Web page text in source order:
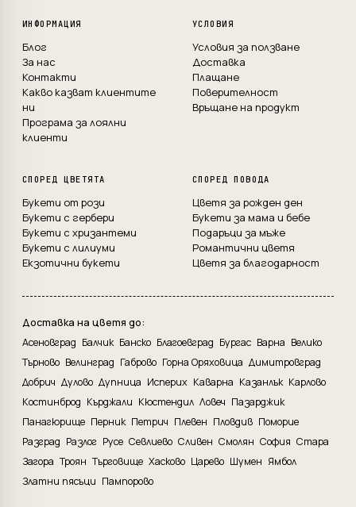
ИНФОРМАЦИЯ
Блог
За нас
Контакти
Какво казват клиентите
ни
Програма за лоялни
клиенти
УСЛОВИЯ
Условия за ползване
Доставка
Плащане
Поверителност
Връщане на продукт
СПОРЕД ЦВЕТЯТА
Букети от рози
Букети с гербери
Букети с хризантеми
Букети с лилиуми
Екзотични букети
СПОРЕД ПОВОДА
Цветя за рожден ден
Букети за мама и бебе
Подаръци за мъже
Романтични цветя
Цветя за благодарност
Доставка на цветя до:
Асеновград Балчик Банско Благоевград Бургас Варна Велико
Търново Велинград Габрово Горна Оряховица Димитровград
Добрич Дулово Дупница Исперих Каварна Казанлък Карлово
Костинброд Кърджали Кюстендил Ловеч Пазарджик
Панагюрище Перник Петрич Плевен Пловдив Поморие
Разград Разлог Русе Севлиево Сливен Смолян София Стара
Загора Троян Търговище Хасково Царево Шумен Ямбол
Златни пясъци Пампорово